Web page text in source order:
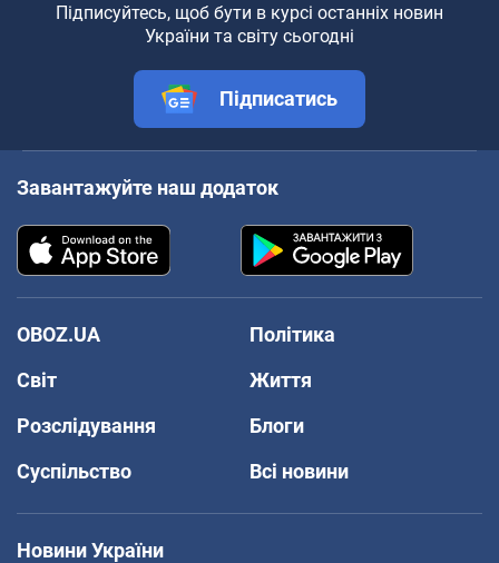
Підписуйтесь, щоб бути в курсі останніх новин
України та світу сьогодні
Підписатись
Завантажуйте наш додаток
OBOZ.UA
Політика
Світ
Життя
Розслідування
Блоги
Суспільство
Всі новини
Новини України